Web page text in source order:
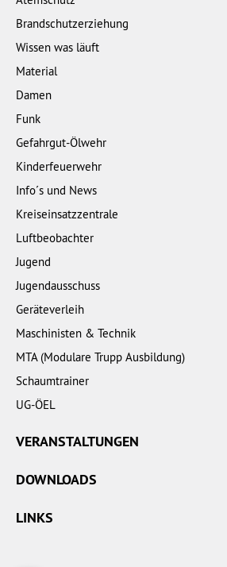
Brandschutzerziehung
Wissen was läuft
Material
Damen
Funk
Gefahrgut-Ölwehr
Kinderfeuerwehr
Info´s und News
Kreiseinsatzzentrale
Luftbeobachter
Jugend
Jugendausschuss
Geräteverleih
Maschinisten & Technik
MTA (Modulare Trupp Ausbildung)
Schaumtrainer
UG-ÖEL
VERANSTALTUNGEN
DOWNLOADS
LINKS